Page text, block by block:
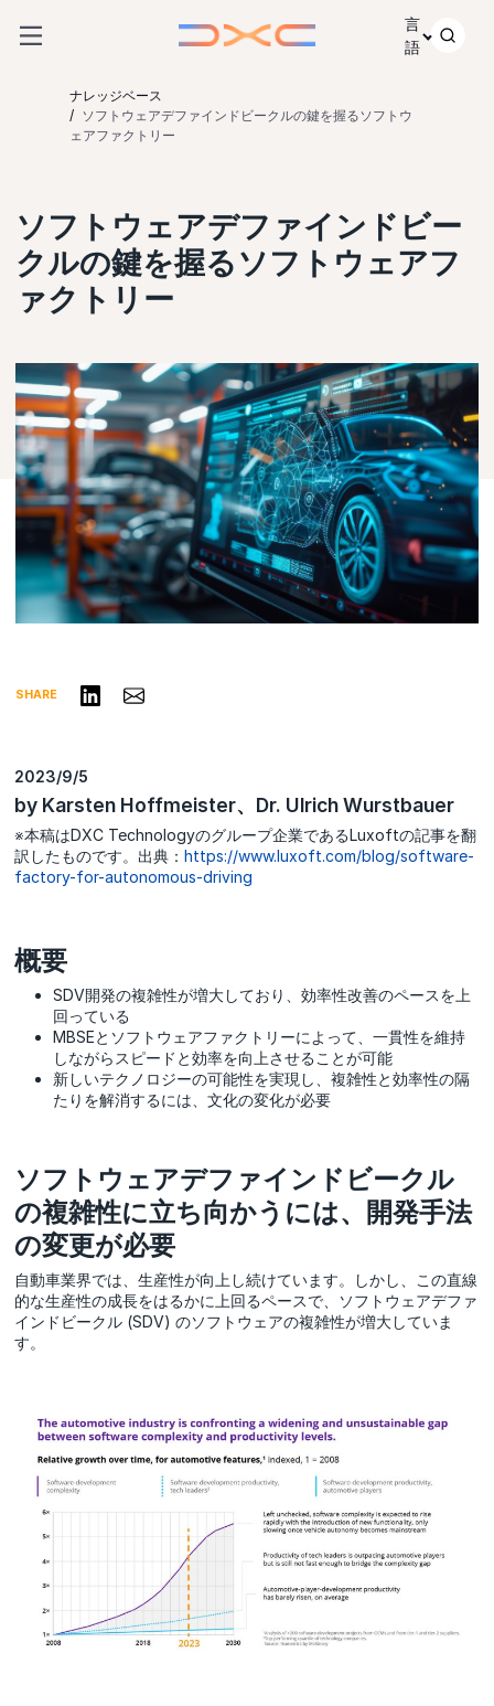
言
語
ナレッジベース
ソフトウェアデファインドビークルの鍵を握るソフトウ
ェアファクトリー
ソフトウェアデファインドビー
クルの鍵を握るソフトウェアフ
ァクトリー
SHARE リンクトインで共有する
Share via Email
2023/9/5
by Karsten Hoffmeister、Dr. Ulrich Wurstbauer
※本稿はDXC Technologyのグループ企業であるLuxoftの記事を翻
訳したものです。出典：https://www.luxoft.com/blog/software-
factory-for-autonomous-driving
概要
SDV開発の複雑性が増大しており、効率性改善のペースを上
回っている
MBSEとソフトウェアファクトリーによって、一貫性を維持
しながらスピードと効率を向上させることが可能
新しいテクノロジーの可能性を実現し、複雑性と効率性の隔
たりを解消するには、文化の変化が必要
ソフトウェアデファインドビークル
の複雑性に立ち向かうには、開発手法
の変更が必要
自動車業界では、生産性が向上し続けています。しかし、この直線
的な生産性の成長をはるかに上回るペースで、ソフトウェアデファ
インドビークル (SDV) のソフトウェアの複雑性が増大していま
す。